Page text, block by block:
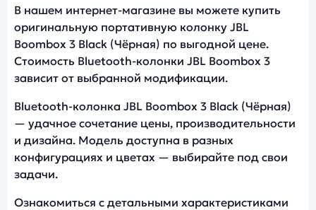
В нашем интернет-магазине вы можете купить
оригинальную портативную колонку JBL
Boombox 3 Black (Чёрная) по выгодной цене.
Стоимость Bluetooth-колонки JBL Boombox 3
зависит от выбранной модификации.
Bluetooth-колонка JBL Boombox 3 Black (Чёрная)
— удачное сочетание цены, производительности
и дизайна. Модель доступна в разных
конфигурациях и цветах — выбирайте под свои
задачи.
Ознакомиться с детальными характеристиками